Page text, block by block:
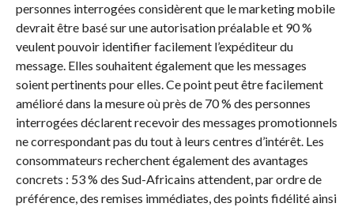
personnes interrogées considèrent que le marketing mobile
devrait être basé sur une autorisation préalable et 90 %
veulent pouvoir identifier facilement l’expéditeur du
message. Elles souhaitent également que les messages
soient pertinents pour elles. Ce point peut être facilement
amélioré dans la mesure où près de 70 % des personnes
interrogées déclarent recevoir des messages promotionnels
ne correspondant pas du tout à leurs centres d’intérêt. Les
consommateurs recherchent également des avantages
concrets : 53 % des Sud-Africains attendent, par ordre de
préférence, des remises immédiates, des points fidélité ainsi